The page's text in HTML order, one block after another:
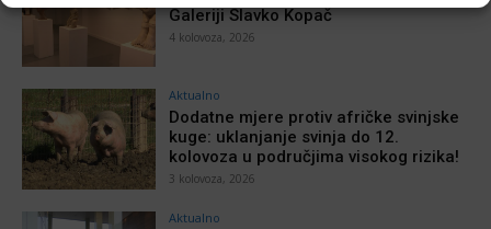
Galeriji Slavko Kopač
4 kolovoza, 2026
Aktualno
Dodatne mjere protiv afričke svinjske
kuge: uklanjanje svinja do 12.
kolovoza u područjima visokog rizika!
3 kolovoza, 2026
Aktualno